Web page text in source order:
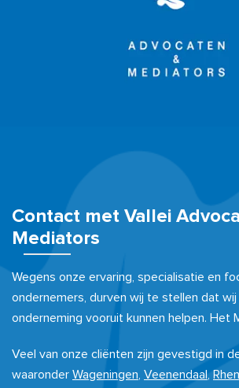
Contact met Vallei
Mediators
Wegens onze ervaring, specialisatie en
ondernemers, durven wij te stellen dat wij
onderneming vooruit kunnen helpen. Het
Veel van onze cliënten zijn gevestigd in
waaronder Wageningen Veenendaal,